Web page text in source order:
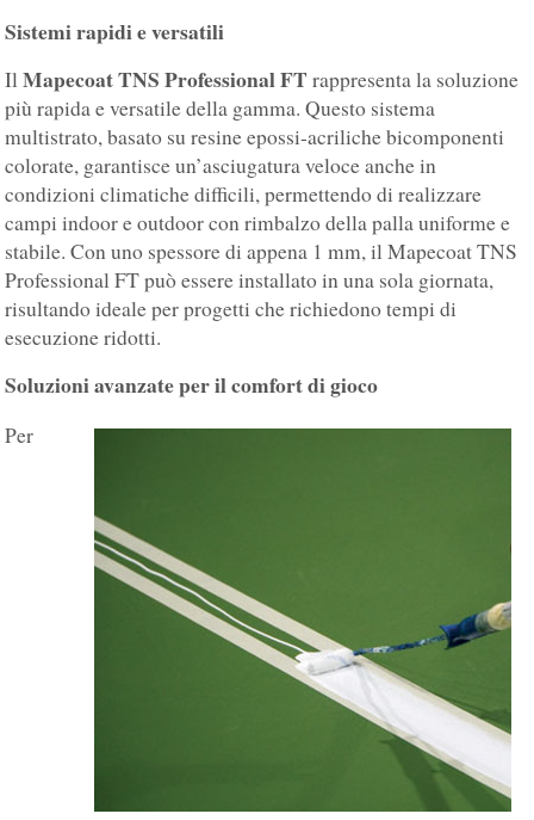
Sistemi rapidi e versatili
IlMapecoat TNS Professional FT rappresenta la soluzione
più rapida e versatile della gamma. Questo sistema
multistrato, basato su resine epossi-acriliche bicomponenti
colorate, garantisce un’asciugatura veloce anche in
condizioni climatiche difficili, permettendo di realizzare
campi indoor e outdoor con rimbalzo della palla uniforme e
stabile. Con uno spessore di appena 1 mm, il Mapecoat TNS
Professional FT può essere installato in una sola giornata,
risultando ideale per progetti che richiedono tempi di
esecuzione ridotti.
Soluzioni avanzate per il comfort di gioco
Per